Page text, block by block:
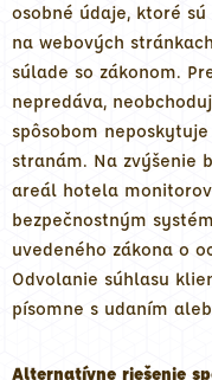
osobné údaje, ktoré
na webových
súlade so zákonom.
nepredáva,
spôsobom
stranám. Na zvýšenie
areál hotela
bezpečnostným
uvedeného zákona o
Odvolanie súhlasu
písomne s udaním
Alternatívne riešenie